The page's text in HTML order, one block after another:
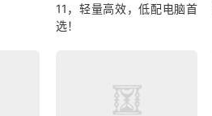
11，轻量高效，低配电脑首
选！